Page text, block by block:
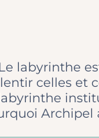
Le labyrinthe
celles et
Archipel